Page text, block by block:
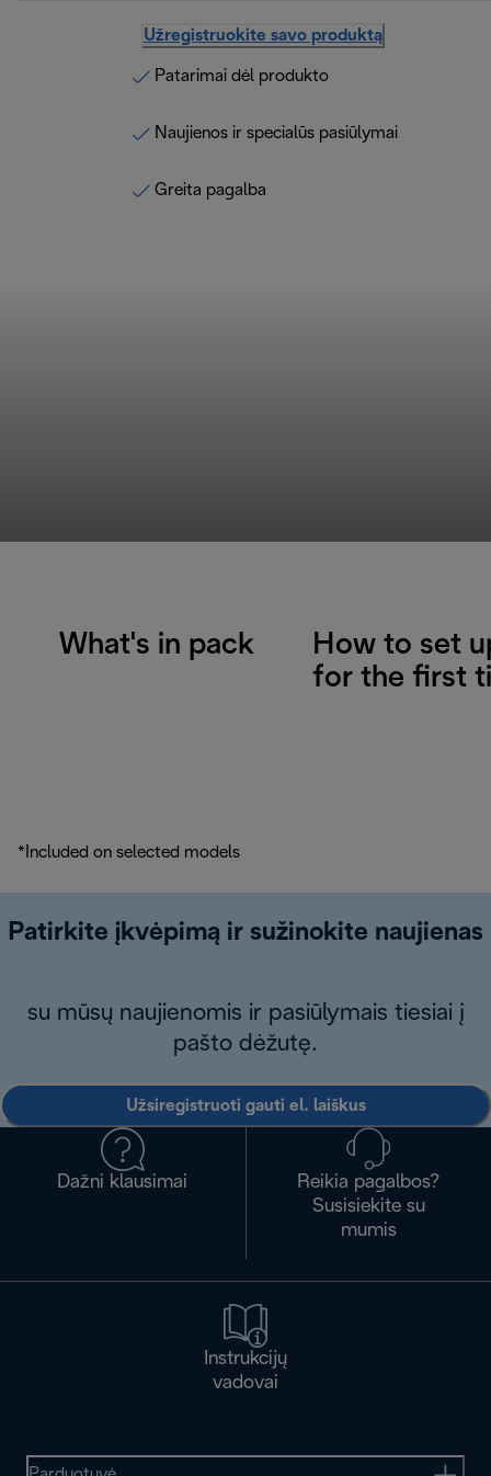
Užregistruokite savo produktą
Patarimai dėl produkto
Naujienos ir specialūs pasiūlymai
Greita pagalba
What's in pack
How to set
for the first
*Included on selected models
Patirkite įkvėpimą ir sužinokite naujienas
su mūsų naujienomis ir pasiūlymais tiesiai į
pašto dėžutę.
Užsiregistruoti gauti el. laiškus
Dažni klausimai
Reikia pagalbos?
Susisiekite su
mumis
Instrukcijų
vadovai